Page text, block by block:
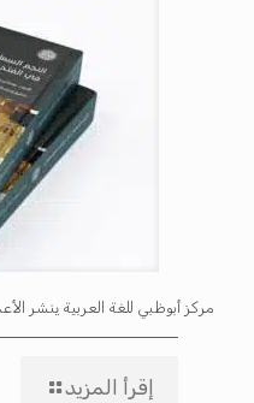
مركز أبوظبي للغة العربية ينشر
إقرأ المزيد